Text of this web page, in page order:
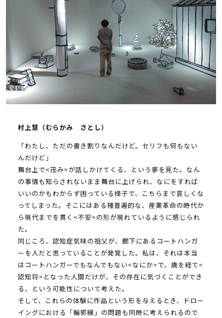
村上慧（むらかみ さとし）
「わたし、ただの書き割りなんだけど。セリフも何もない
んだけど」
舞台上で<茂み>が話しかけてくる、という夢を見た。なん
の事情も知らされないまま舞台に上げられ、なにをすれば
いいのかもわからず困っている様子で、こちらまで哀しくな
ってしまった。そこにはある種普遍的な、産業革命の時代か
ら現代までを貫く<不安>の形が現れているように感じられ
た。
同じころ、認知症気味の祖父が、廊下にあるコートハンガ
ーを人だと思っていることが発覚した。私は、それは本当
はコートハンガーでもなんでもない<なにか>で、歳を経て<
認知将>となった人間だけが、その存在に気づくことができ
る、という可能性について考えた。
そして、これらの体験に作品という形を与えるとき、ドロー
イングにおける「輪郭線」の問題も同時に考えられるので